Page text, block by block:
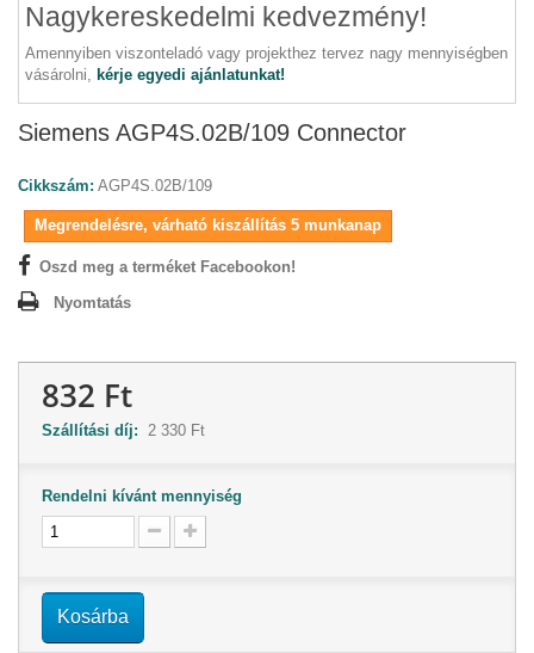
Nagykereskedelmi kedvezmény!
Amennyiben viszonteladó vagy projekthez tervez nagy mennyiségben
vásárolni, kérje egyedi ajánlatunkat!
Siemens AGP4S.02B/109 Connector
Cikkszám: AGP4S.02B/109
Megrendelésre, várható kiszállítás 5 munkanap
Oszd meg a terméket Facebookon!
Nyomtatás
832 Ft
Szállítási díj: 2 330 Ft
Rendelni kívánt mennyiség
Kosárba